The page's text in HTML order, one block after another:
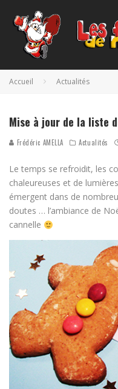
Accueil Actualités
Mise à jour de la liste
Frédéric AMELLA Actualités
Le temps se refroidit, les
chaleureuses et de
émergent dans de
doutes … l’ambiance de
cannelle